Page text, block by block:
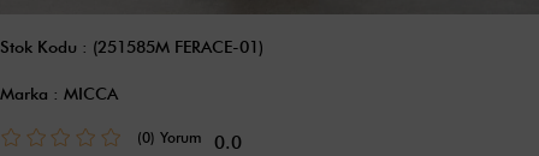
Stok Kodu (251585M FERACE-01)
Marka : MICCA
(0) 0.0